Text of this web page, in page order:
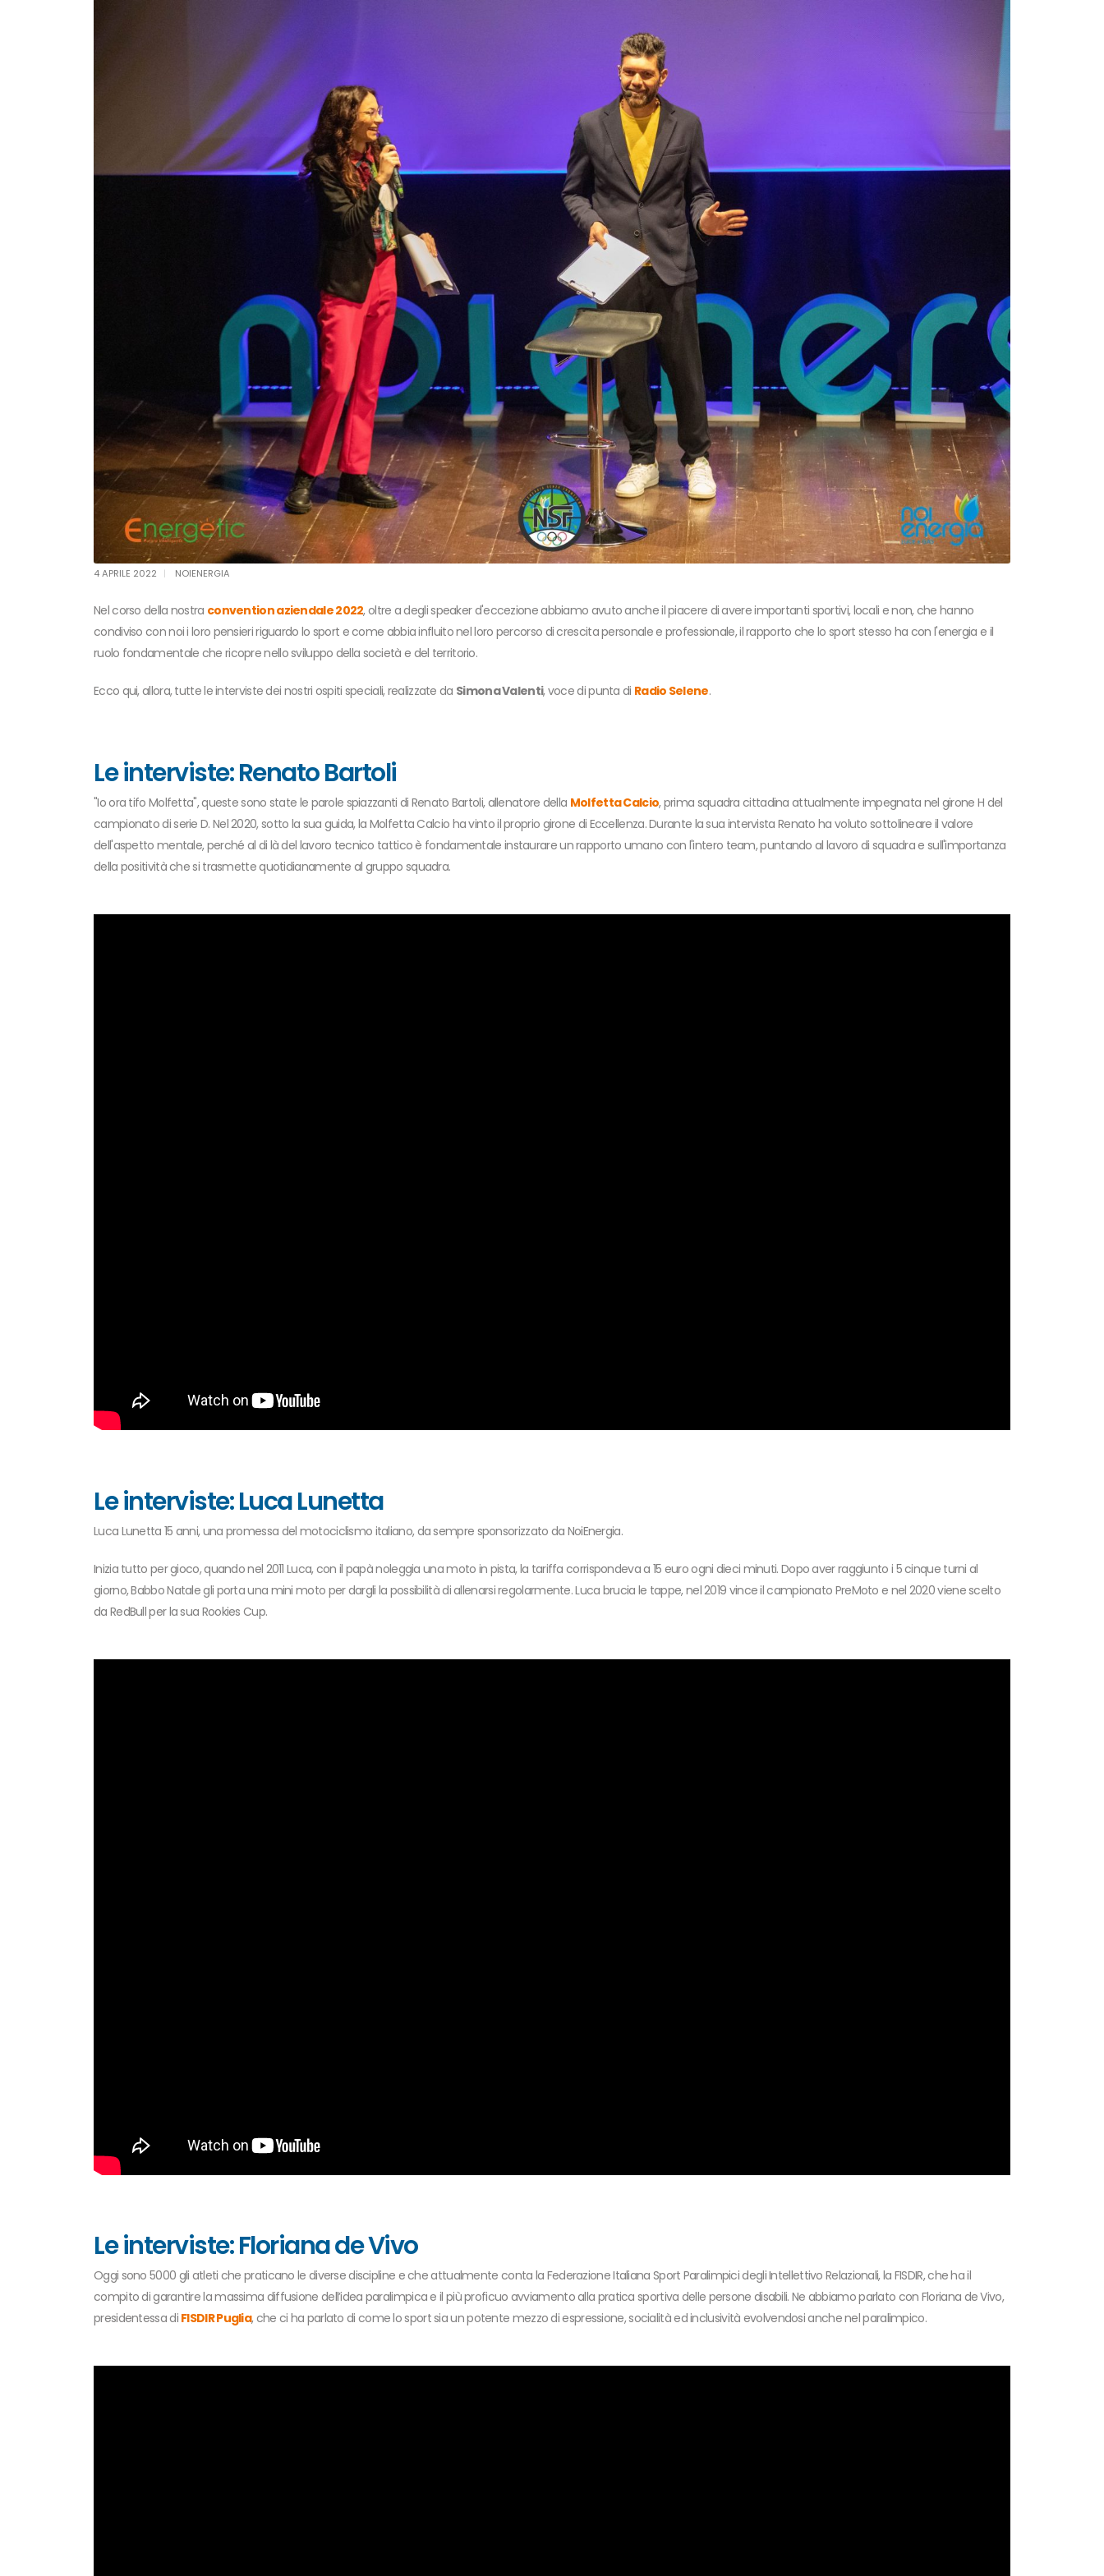
4 APRILE 2022 NOIENERGIA
Nel corso della nostra convention aziendale 2022, oltre a degli speaker d'eccezione abbiamo avuto anche il piacere di avere importanti sportivi, locali e non, che hanno
condiviso con noi i loro pensieri riguardo lo sport e come abbia influito nel loro percorso di crescita personale e professionale, il rapporto che lo sport stesso ha con l'energia e il
ruolo fondamentale che ricopre nello sviluppo della società e del territorio.
Ecco qui, allora, tutte le interviste dei nostri ospiti speciali, realizzate da Simona Valenti, voce di punta di Radio Selene.
Le interviste: Renato Bartoli
"Io ora tifo Molfetta", queste sono state le parole spiazzanti di Renato Bartoli, allenatore della Molfetta Calcio, prima squadra cittadina attualmente impegnata nel girone H del
campionato di serie D. Nel 2020, sotto la sua guida, la Molfetta Calcio ha vinto il proprio girone di Eccellenza. Durante la sua intervista Renato ha voluto sottolineare il valore
dell'aspetto mentale, perché al di là del lavoro tecnico tattico è fondamentale instaurare un rapporto umano con l'intero team, puntando al lavoro di squadra e sull'importanza
della positività che si trasmette quotidianamente al gruppo squadra.
Le interviste: Luca Lunetta
Luca Lunetta 15 anni, una promessa del motociclismo italiano, da sempre sponsorizzato da NoiEnergia.
Inizia tutto per gioco, quando nel 2011 Luca, con il papà noleggia una moto in pista, la tariffa corrispondeva a 15 euro ogni dieci minuti. Dopo aver raggiunto i 5 cinque turni al
giorno, Babbo Natale gli porta una mini moto per dargli la possibilità di allenarsi regolarmente. Luca brucia le tappe, nel 2019 vince il campionato PreMoto e nel 2020 viene scelto
da RedBull per la sua Rookies Cup.
Le interviste: Floriana de Vivo
Oggi sono 5000 gli atleti che praticano le diverse discipline e che attualmente conta la Federazione Italiana Sport Paralimpici degli Intellettivo Relazionali, la FISDIR, che ha il
compito di garantire la massima diffusione dell’idea paralimpica e il più proficuo avviamento alla pratica sportiva delle persone disabili. Ne abbiamo parlato con Floriana de Vivo,
presidentessa di FISDIR Puglia, che ci ha parlato di come lo sport sia un potente mezzo di espressione, socialità ed inclusività evolvendosi anche nel paralimpico.